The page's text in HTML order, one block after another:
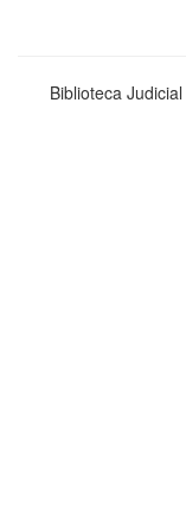
Biblioteca Judicial